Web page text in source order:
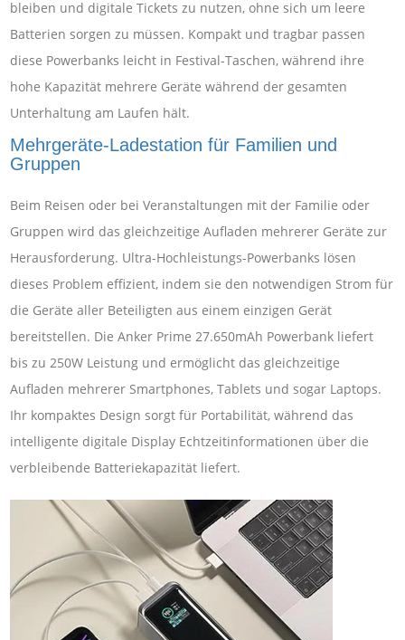
bleiben und digitale Tickets zu nutzen, ohne sich um leere
Batterien sorgen zu müssen. Kompakt und tragbar passen
diese Powerbanks leicht in Festival-Taschen, während ihre
hohe Kapazität mehrere Geräte während der gesamten
Unterhaltung am Laufen hält.
Mehrgeräte-Ladestation für Familien und
Gruppen
Beim Reisen oder bei Veranstaltungen mit der Familie oder
Gruppen wird das gleichzeitige Aufladen mehrerer Geräte zur
Herausforderung. Ultra-Hochleistungs-Powerbanks lösen
dieses Problem effizient, indem sie den notwendigen Strom für
die Geräte aller Beteiligten aus einem einzigen Gerät
bereitstellen. Die Anker Prime 27.650mAh Powerbank liefert
bis zu 250W Leistung und ermöglicht das gleichzeitige
Aufladen mehrerer Smartphones, Tablets und sogar Laptops.
Ihr kompaktes Design sorgt für Portabilität, während das
intelligente digitale Display Echtzeitinformationen über die
verbleibende Batteriekapazität liefert.